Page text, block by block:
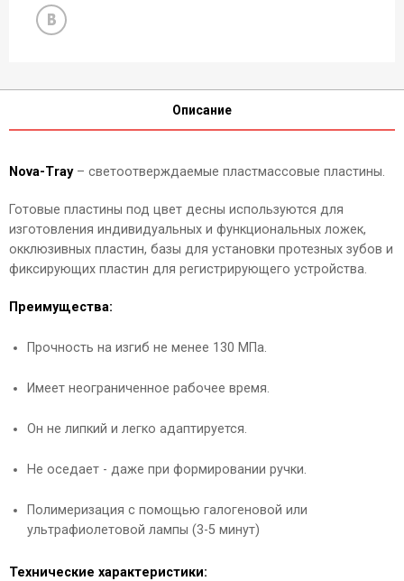
Описание
Nova-Tray – светоотверждаемые пластмассовые пластины.
Готовые пластины под цвет десны используются для
изготовления индивидуальных и функциональных ложек,
окклюзивных пластин, базы для установки протезных зубов и
фиксирующих пластин для регистрирующего устройства.
Преимущества:
Прочность на изгиб не менее 130 МПа.
Имеет неограниченное рабочее время.
Он не липкий и легко адаптируется.
Не оседает - даже при формировании ручки.
Полимеризация с помощью галогеновой или
ультрафиолетовой лампы (3-5 минут)
Технические характеристики: